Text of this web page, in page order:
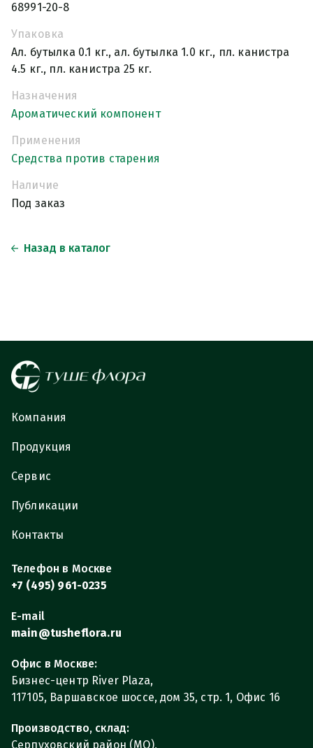
68991-20-8
Упаковка
Ал. бутылка 0.1 кг., ал. бутылка 1.0 кг., пл. канистра
4.5 кг., пл. канистра 25 кг.
Назначения
Ароматический компонент
Применения
Средства против старения
Наличие
Под заказ
Назад в каталог
Компания
Продукция
Сервис
Публикации
Контакты
Телефон в Москве
+7 (495) 961-0235
E-mail
main@tusheflora.ru
Офис в Москве:
Бизнес-центр River Plaza,
117105, Варшавское шоссе, дом 35, стр. 1, Офис 16
Производство, склад:
Серпуховский район (МО),